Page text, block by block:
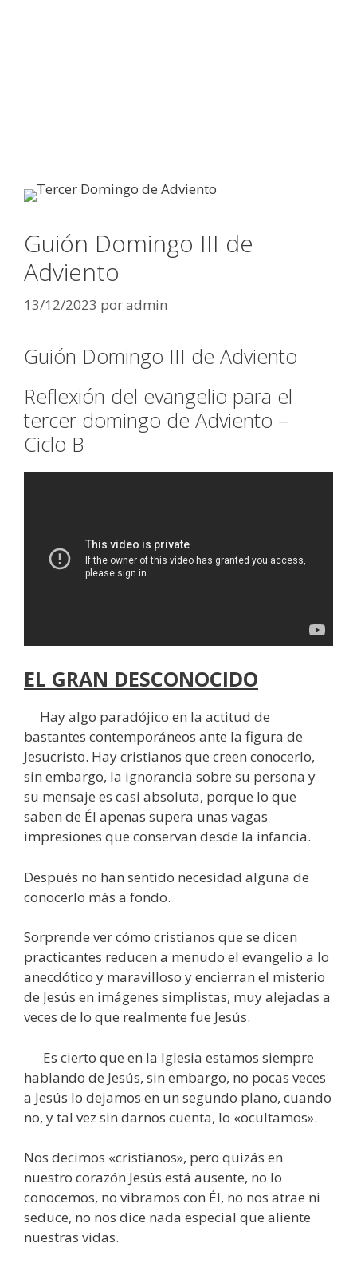
Guión Domingo III de
Adviento
13/12/2023 poradmin
Guión Domingo III de Adviento
Reflexión del evangelio para el
tercer domingo de Adviento –
Ciclo B
EL GRAN DESCONOCIDO
Hay algo paradójico en la actitud de
bastantes contemporáneos ante la figura de
Jesucristo. Hay cristianos que creen conocerlo,
sin embargo, la ignorancia sobre su persona y
su mensaje es casi absoluta, porque lo que
saben de Él apenas supera unas vagas
impresiones que conservan desde la infancia.
Después no han sentido necesidad alguna de
conocerlo más a fondo.
Sorprende ver cómo cristianos que se dicen
practicantes reducen a menudo el evangelio a lo
anecdótico y maravilloso y encierran el misterio
de Jesús en imágenes simplistas, muy alejadas a
veces de lo que realmente fue Jesús.
Es cierto que en la Iglesia estamos siempre
hablando de Jesús, sin embargo, no pocas veces
a Jesús lo dejamos en un segundo plano, cuando
no, y tal vez sin darnos cuenta, lo «ocultamos».
Nos decimos «cristianos», pero quizás en
nuestro corazón Jesús está ausente, no lo
conocemos, no vibramos con Él, no nos atrae ni
seduce, no nos dice nada especial que aliente
nuestras vidas.